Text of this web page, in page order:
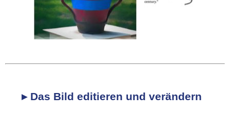
▸ Das Bild editieren und verändern